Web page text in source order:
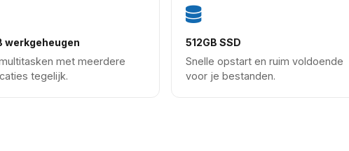
werkgeheugen
met meerdere
tegelijk.
512GB SSD
Snelle opstart en ruim voldoende
voor je bestanden.